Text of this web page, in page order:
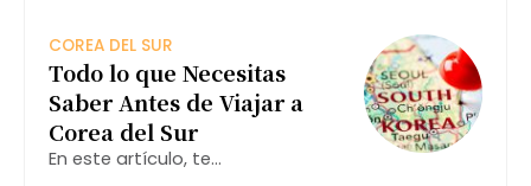
cuáles son los requisitos
actualizados, si necesitas visa o
K-ETA, qué documentos debes
llevar y algunos consejos para
COREA DEL SUR
Todo lo que Necesitas
Saber Antes de Viajar a
Corea del Sur
En este artículo, te